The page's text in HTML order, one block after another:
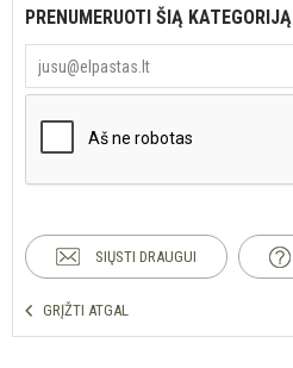
PRENUMERUOTI ŠIĄ KATEGORIJĄ
SIŲSTI DRAUGUI
GRĮŽTI ATGAL